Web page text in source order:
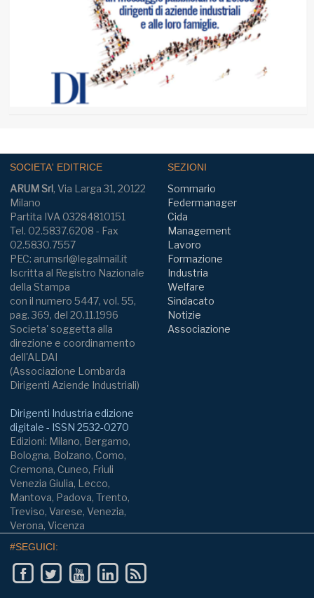
SOCIETA' EDITRICE
ARUM Srl, Via Larga 31, 20122
Milano
Partita IVA 03284810151
Tel. 02.5837.6208 - Fax
02.5830.7557
PEC: arumsrl@legalmail.it
Iscritta al Registro Nazionale
della Stampa
con il numero 5447, vol. 55,
pag. 369, del 20.11.1996
Societa' soggetta alla
direzione e coordinamento
dell'ALDAI
(Associazione Lombarda
Dirigenti Aziende Industriali)
Dirigenti Industria edizione
digitale - ISSN 2532-0270
Edizioni: Milano, Bergamo,
Bologna, Bolzano, Como,
Cremona, Cuneo, Friuli
Venezia Giulia, Lecco,
Mantova, Padova, Trento,
Treviso, Varese, Venezia,
Verona, Vicenza
SEZIONI
Sommario
Federmanager
Cida
Management
Lavoro
Formazione
Industria
Welfare
Sindacato
Notizie
Associazione
#SEGUICI: